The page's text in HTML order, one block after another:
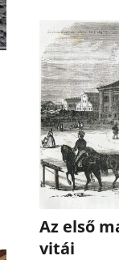
Az első
vitái